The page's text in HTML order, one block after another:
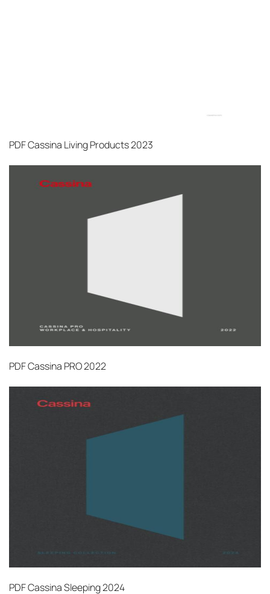
PDFCassina Living Products 2023
PDFCassina PRO 2022
PDFCassina Sleeping 2024